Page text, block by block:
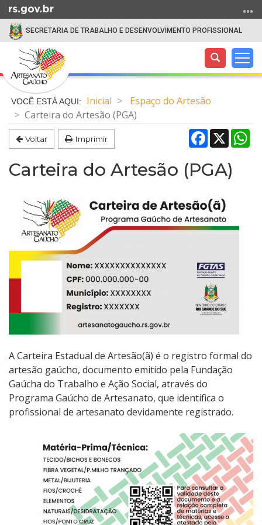
para
conteúdo
para
menu
para
busca
SECRETARIA DE TRABALHO E DESENVOLVIMENTO PROFISSIONAL
a
Abrir
a
Início
conteúdo
Inicial
Espaço do Artesão
Carteira do Artesão (PGA)
Voltar Imprimir Facebook
X
Carteira do Artesão (PGA)
A Carteira Estadual de Artesão(ã) é o registro formal do
artesão gaúcho, documento emitido pela Fundação
Gaúcha do Trabalho e Ação Social, através do
Programa Gaúcho de Artesanato, que identifica o
profissional de artesanato devidamente registrado.